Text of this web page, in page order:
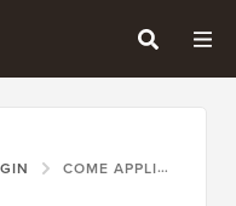
COME APPLICARE AUTOMATICAMENTE I COUPON IN WOOCOMMERCE CON GLI URL DEI COUPON